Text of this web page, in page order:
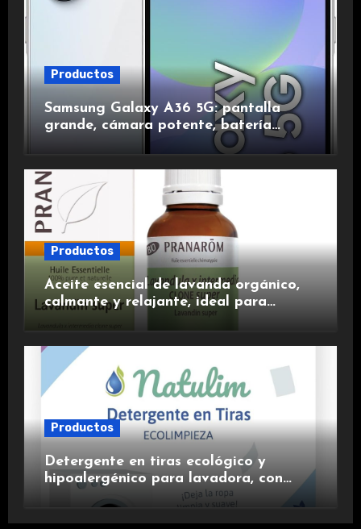
Productos
Samsung Galaxy A36 5G: pantalla
grande, cámara potente, batería
duradera y carga rápida para una
experiencia premium.
Productos
Aceite esencial de lavanda orgánico,
calmante y relajante, ideal para
Productos
Detergente en tiras ecológico y
hipoalergénico para lavadora, con
suavizante incluido y fragancia de
lavanda.